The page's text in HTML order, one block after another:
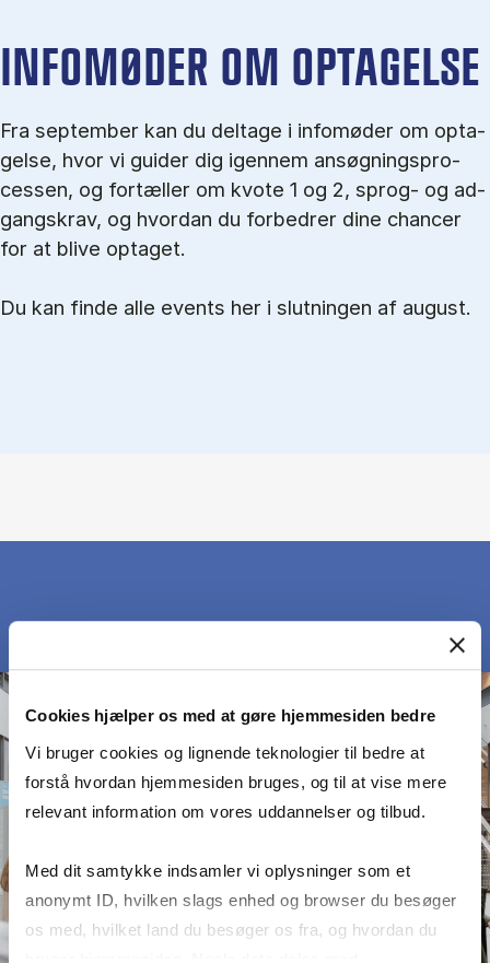
Cookies hjælper os med at gøre hjemmesiden bedre
Vi bruger cookies og lignende teknologier til bedre at
forstå hvordan hjemmesiden bruges, og til at vise mere
relevant information om vores uddannelser og tilbud.
Med dit samtykke indsamler vi oplysninger som et
anonymt ID, hvilken slags enhed og browser du besøger
os med, hvilket land du besøger os fra, og hvordan du
IN­FO­MØ­DER OM OP­TA­GEL­SE
Fra september kan du del­tage i in­fo­mø­der om op­ta­
gel­se, hvor vi gu­i­der dig igen­nem an­søg­nings­pro­
ces­sen, og for­tæl­ler om kvo­te 1 og 2, sprog- og ad­
gangs­krav, og hvordan du forbedrer dine chancer
for at blive optaget.
Du kan finde alle events her i slutningen af august.